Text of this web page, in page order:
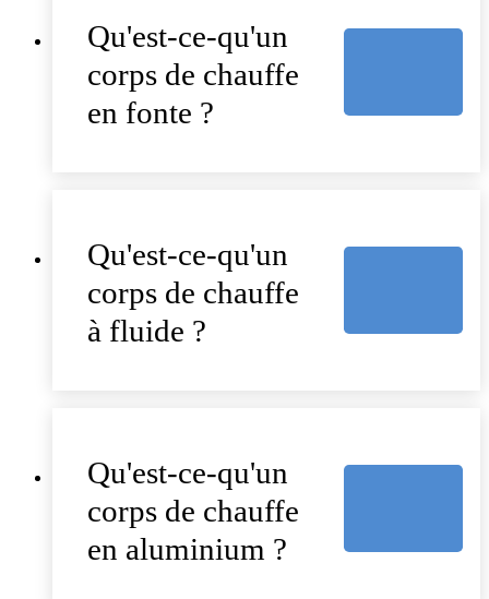
Qu'est-ce-qu'un
corps de chauffe
en fonte ?
Qu'est-ce-qu'un
corps de chauffe
à fluide ?
Qu'est-ce-qu'un
corps de chauffe
en aluminium ?